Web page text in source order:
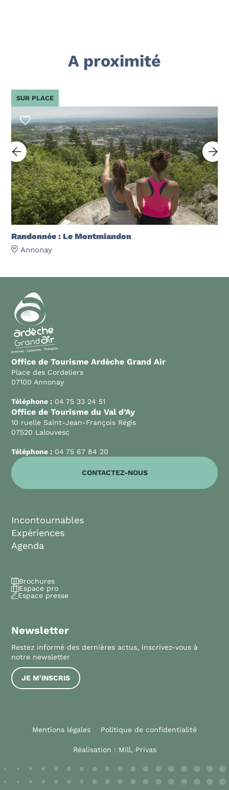
A proximité
Randonnée : Le Montmiandon
Annonay
SUR PLACE
Office de Tourisme Ardèche Grand Air
Place des Cordeliers
07100 Annonay
Téléphone : 04 75 33 24 51
Office de Tourisme du Val d’Ay
10 ruelle Saint-Jean-François Régis
07520 Lalouvesc
Téléphone : 04 75 67 84 20
CONTACTEZ-NOUS
Incontournables
Expériences
Agenda
Brochures
Espace pro
Espace presse
Newsletter
Restez informé des dernières actus, inscrivez-vous à
notre newsletter
JE M'INSCRIS
Mentions légales Politique de confidentialité
Réalisation : Mill, Privas